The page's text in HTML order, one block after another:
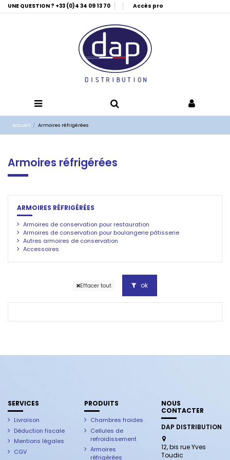
UNE QUESTION ? +33 (0)4 34 09 13 70 Accès pro
Accueil Armoires réfrigérées
Armoires réfrigérées
ARMOIRES RÉFRIGÉRÉES
Armoires de conservation pour restauration
Armoires de conservation pour boulangerie pâtisserie
Autres armoires de conservation
Accessoires
Effacer tout ok
SERVICES
Livraison
Déduction fiscale
Mentions légales
CGV
PRODUITS
Chambres froides
Cellules de
refroidissement
Armoires
réfrigérées
NOUS
CONTACTER
DAP DISTRIBUTION
12, bis rue Yves
Toudic